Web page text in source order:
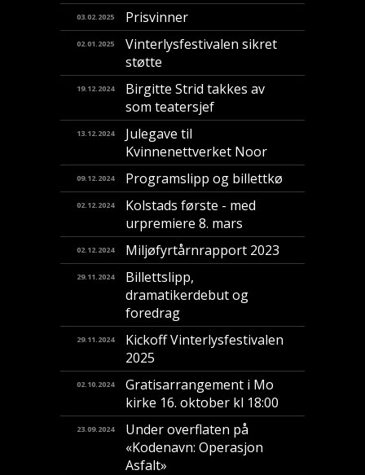
03.02.2025 Prisvinner
02.01.2025
Vinterlysfestivalen sikret
støtte
19.12.2024
Birgitte Strid takkes av
som teatersjef
13.12.2024
Julegave til
Kvinnenettverket Noor
09.12.2024 Programslipp og billettkø
02.12.2024
Kolstads første - med
urpremiere 8. mars
02.12.2024 Miljøfyrtårnrapport 2023
29.11.2024
Billettslipp,
dramatikerdebut og
foredrag
29.11.2024
Kickoff Vinterlysfestivalen
2025
02.10.2024
Gratisarrangement i Mo
kirke 16. oktober kl 18:00
23.09.2024
Under overflaten på
«Kodenavn: Operasjon
Asfalt»